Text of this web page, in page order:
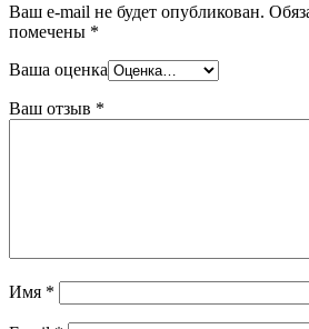
Ваш e-mail не будет опубликован.
помечены *
Ваша оценка
Ваш отзыв *
Имя *